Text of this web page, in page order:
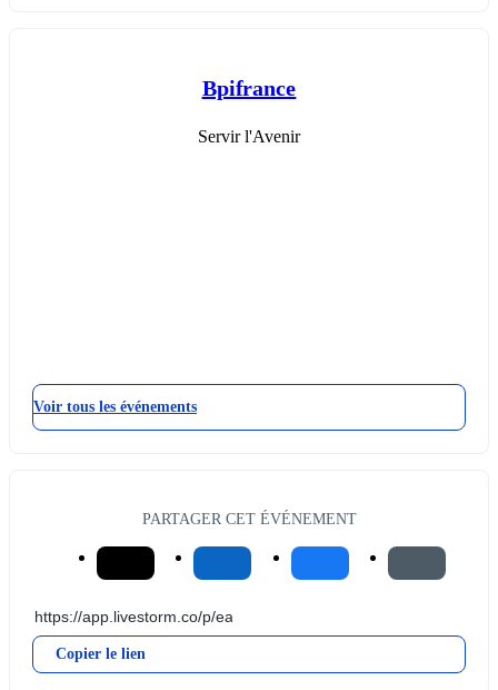
Bpifrance
Servir l'Avenir
Voir tous les événements
PARTAGER CET ÉVÉNEMENT
Copier le lien